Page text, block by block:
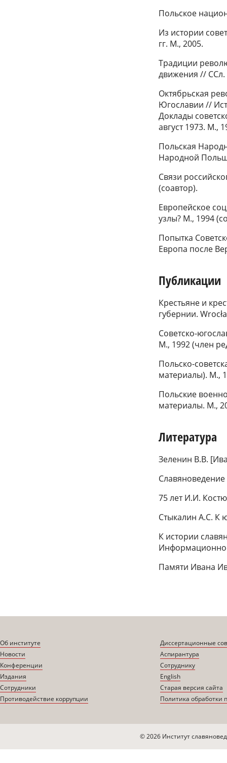
Польское
Из истории
гг. М., 2005.
Традиции
движения //
Октябрьская
Югославии //
Доклады
август 1973. М.,
Польская
Народной
Связи
(соавтор).
Европейское
узлы? М., 1994
Попытка
Европа после
Публикации
Крестьяне и
губернии.
Советско-
М., 1992 (член
Польско-
материалы). М.,
Польские
материалы. М.,
Литература
Зеленин В.В.
75 лет И.И.
Стыкалин А.С. К
К истории
Памяти Ивана
Об институте
Новости
Конференции
Издания
Сотрудники
Противодействие коррупции
Диссертационные
Аспирантура
Сотруднику
English
Старая версия сайта
Политика обработки
© 2026 Институт